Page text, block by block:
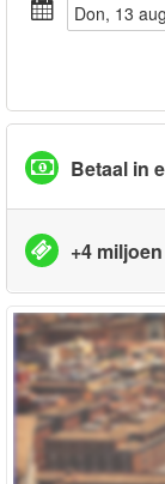
don, 13
Betaal in
+4